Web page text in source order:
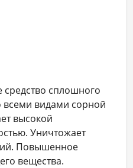
сплошного
всеми видами сорной
высокой
Уничтожает
Повышенное
вещества.